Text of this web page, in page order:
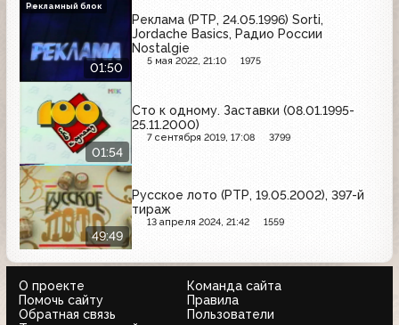
01:50
Реклама (РТР, 24.05.1996) Sorti,
Jordache Basics, Радио России
Nostalgie
5 мая 2022, 21:10 1975
Рекламный блок
01:54
Сто к одному. Заставки (08.01.1995-
25.11.2000)
7 сентября 2019, 17:08 3799
49:49
Русское лото (РТР, 19.05.2002), 397-й
тираж
13 апреля 2024, 21:42 1559
О проекте
Команда сайта
Помочь сайту
Правила
Обратная связь
Пользователи